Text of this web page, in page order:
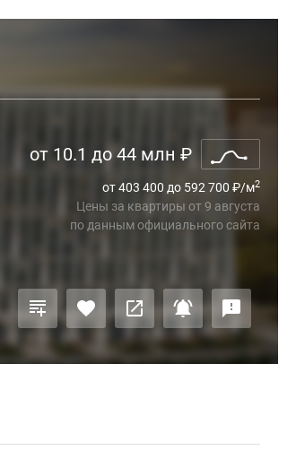
от 10.1 до 44 млн ₽
от 403 400 до 592 700 ₽/м2
Цены за квартиры от 9 августа
по данным официального сайта